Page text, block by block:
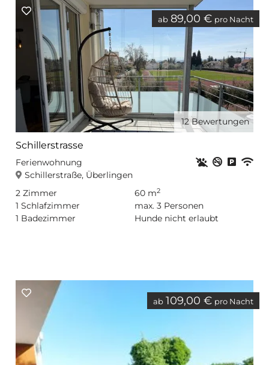
ab 89,00 € pro Nacht
12Bewertungen
Schillerstrasse
Ferienwohnung
Schillerstraße, Überlingen
Haustiere
2 Zimmer
1 Schlafzimmer
1 Badezimmer
60 m2
max. 3 Personen
Hunde nicht erlaubt
ab 109,00 € pro Nacht